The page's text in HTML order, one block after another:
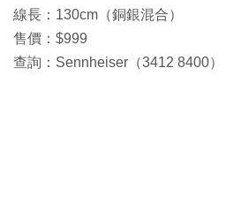
線長：130cm（銅銀混合）
售價：$999
查詢：Sennheiser（3412 8400）